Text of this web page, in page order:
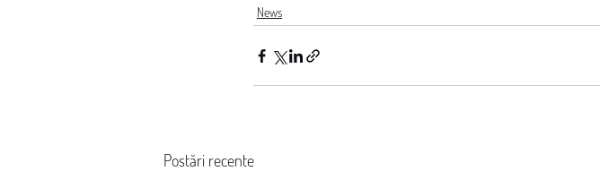
News
Postări recente